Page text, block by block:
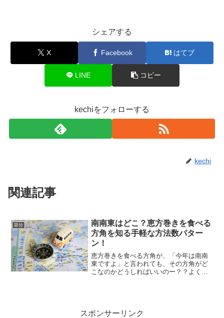
シェアする
X Facebook はてブ
LINE コピー
kechiをフォローする
kechi
関連記事
節分
南南東はどこ？恵方巻きを食べる
方角を知る手軽な方法数パター
ン！
恵方巻きを食べる方角が、「今年は南南
東ですよ」と言われても、その方角がど
こなのかどうしればいいのー？？よくあ
スポンサーリンク